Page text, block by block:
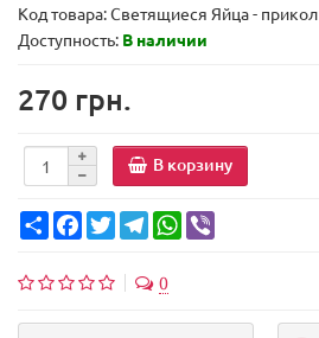
Код товара:Светящиеся Яйца - прикол
Доступность: В наличии
270 грн.
В корзину
Share FacebookTwitterTelegramWhatsApp
0